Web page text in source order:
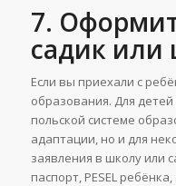
7.
садик или
Если вы приехали с
образования. Для
польской системе
адаптации, но и для
заявления в школу или
паспорт, PESEL